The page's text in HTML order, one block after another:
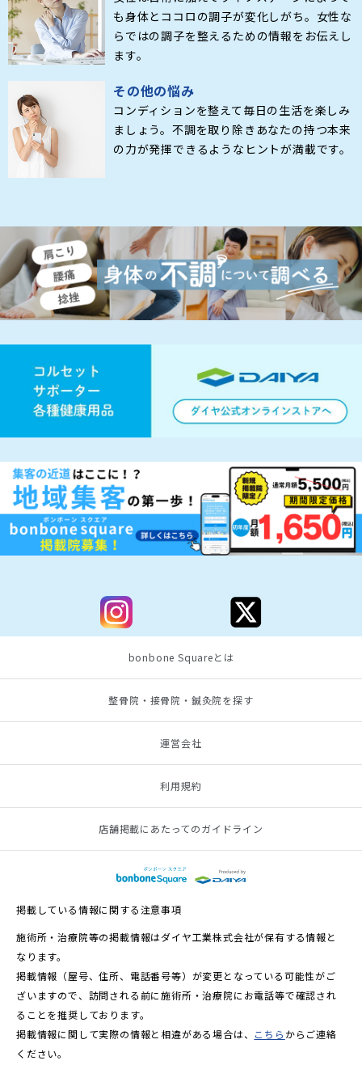
も身体とココロの調子が変化しがち。女性な
らではの調子を整えるための情報をお伝えし
ます。
その他の悩み
コンディションを整えて毎日の生活を楽しみ
ましょう。不調を取り除きあなたの持つ本来
の力が発揮できるようなヒントが満載です。
bonbone Squareとは
整骨院・接骨院・鍼灸院を探す
運営会社
利用規約
店舗掲載にあたってのガイドライン
掲載している情報に関する注意事項
施術所・治療院等の掲載情報はダイヤ工業株式会社が保有する情報と
なります。
掲載情報（屋号、住所、電話番号等）が変更となっている可能性がご
ざいますので、訪問される前に施術所・治療院にお電話等で確認され
ることを推奨しております。
掲載情報に関して実際の情報と相違がある場合は、 こちら からご連絡
ください。